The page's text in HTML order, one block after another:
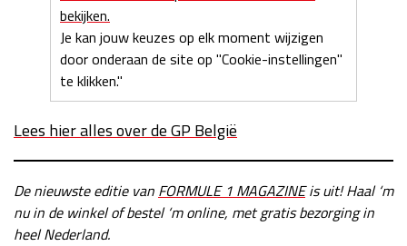
bekijken.
Je kan jouw keuzes op elk moment wijzigen
door onderaan de site op "Cookie-instellingen"
te klikken."
Lees hier alles over de GP België
De nieuwste editie van FORMULE 1 MAGAZINEis uit! Haal ‘m
nu in de winkel of bestel ‘m online, met gratis bezorging in
heel Nederland.